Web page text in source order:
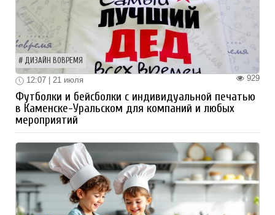
ДИЗАЙН ВОВРЕМЯ
929
12:07 | 21 июля
Футболки и бейсболки с индивидуальной печатью
в Каменске-Уральском для компаний и любых
мероприятий